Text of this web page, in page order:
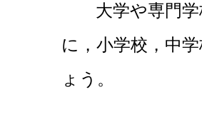
大学や専門学
に，小学校，中
ょう。